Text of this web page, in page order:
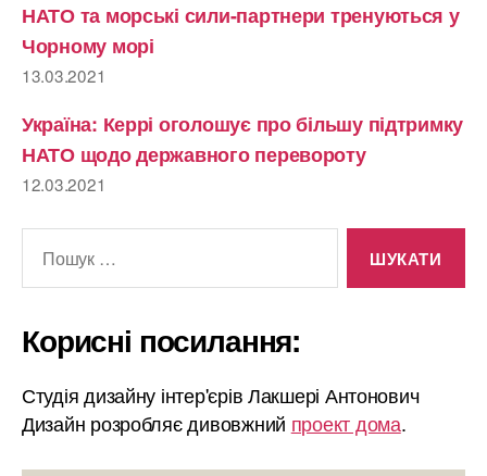
НАТО та морські сили-партнери тренуються у
Чорному морі
13.03.2021
Україна: Керрі оголошує про більшу підтримку
НАТО щодо державного перевороту
12.03.2021
Корисні посилання:
Студія дизайну інтер'єрів Лакшері Антонович
Дизайн розробляє дивовжний проект дома.